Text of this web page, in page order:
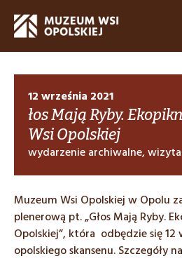
12 września 2021
łos Mają Ryby.
Wsi Opolskiej
wydarzenie archiwalne, wizyta
Muzeum Wsi Opolskiej w Opolu
plenerową pt. „Głos Mają Ryby.
Opolskiej”, która odbędzie się
opolskiego skansenu. Szczegóły